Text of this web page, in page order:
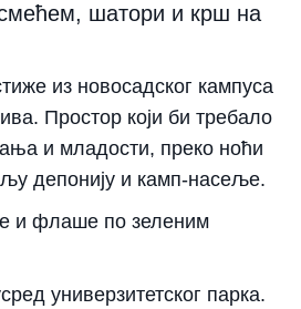
шатори и крш на
из новосадског кампуса
Простор који би требало
и младости, преко ноћи
депонију и камп-насеље.
и флаше по зеленим
универзитетског парка.